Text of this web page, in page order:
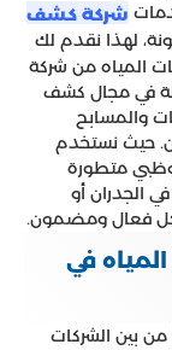
للتعامل
من خلال
على مدار اليوم
شركة كشف
لهذا نقدم لك
المياه من شركة
في مجال كشف
والمسابح
حيث نستخدم
متطورة
الجدران أو
فعال ومضمون.
في
من بين الشركات